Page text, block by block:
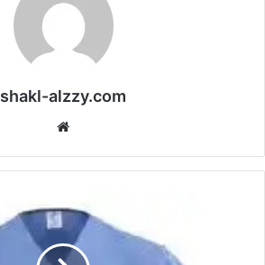
shakl-alzzy.com